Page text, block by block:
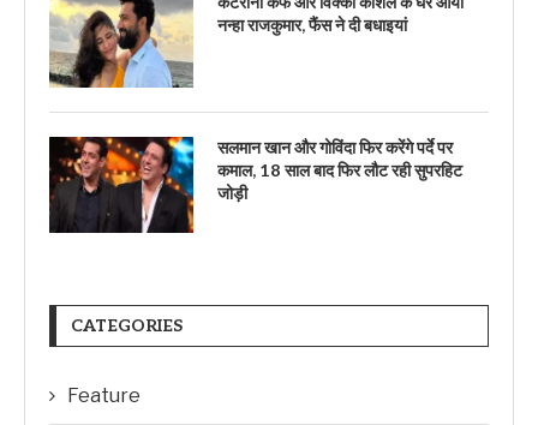
नन्हा राजकुमार, फैंस ने दी बधाइयां
सलमान खान और गोविंदा फिर करेंगे पर्दे पर
कमाल, 18 साल बाद फिर लौट रही सुपरहिट
जोड़ी
CATEGORIES
Feature